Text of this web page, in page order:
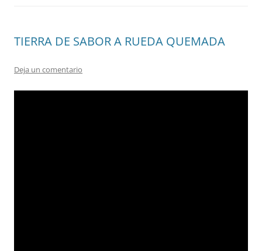
TIERRA DE SABOR A RUEDA QUEMADA
Deja un comentario